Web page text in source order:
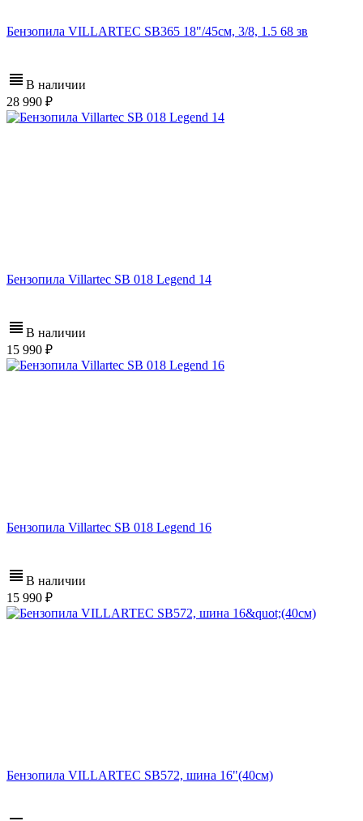
Бензопила VILLARTEC SB365 18"/45см, 3/8, 1.5 68 зв
В наличии
28 990
Бензопила Villartec SB 018 Legend 14
В наличии
15 990
Бензопила Villartec SB 018 Legend 16
В наличии
15 990
Бензопила VILLARTEC SB572, шина 16"(40см)